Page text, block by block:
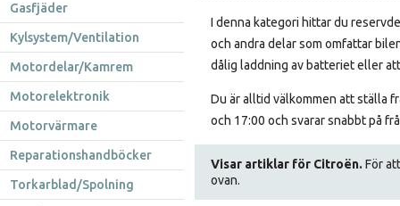
Gasfjäder
Kylsystem/Ventilation
Motordelar/Kamrem
Motorelektronik
Motorvärmare
Reparationshandböcker
Torkarblad/Spolning
I denna kategori hittar du
och andra delar som omfattar
dålig laddning av batteriet eller
Du är alltid välkommen att ställa
och 17:00 och svarar snabbt på
Visar artiklar för Citroën. För
ovan.